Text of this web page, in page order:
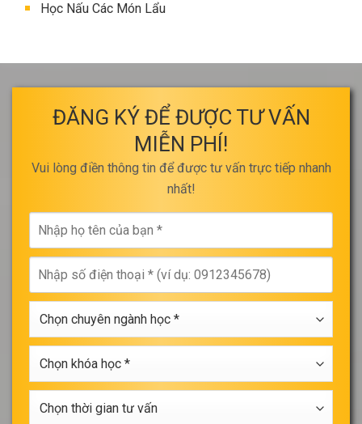
Học Nấu Các Món Lẩu
ĐĂNG KÝ ĐỂ ĐƯỢC TƯ VẤN
MIỄN PHÍ!
Vui lòng điền thông tin để được tư vấn trực tiếp nhanh
nhất!
họ
tên
của
bạn
*
số
điện
thoại
chuyên
ngành
học
khóa
học
thời